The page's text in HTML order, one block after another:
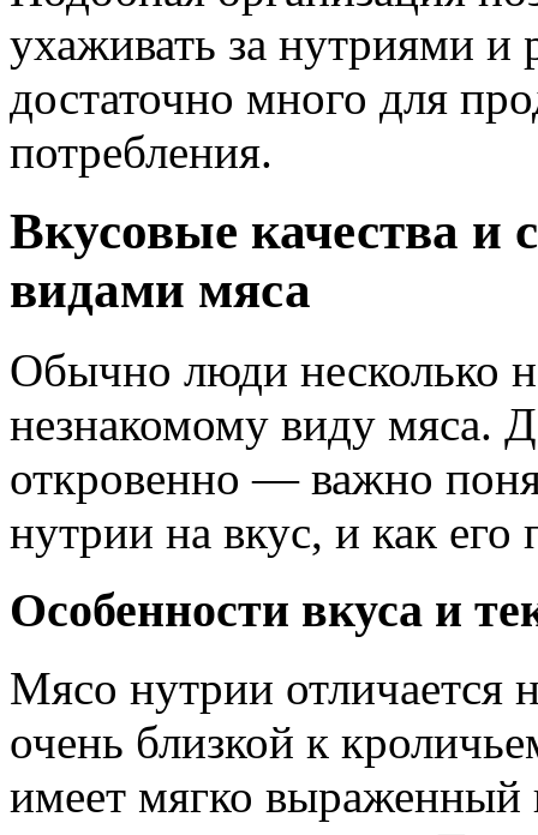
ухаживать за нутриями и
достаточно много для
потребления.
Вкусовые качества и
видами мяса
Обычно люди несколько
незнакомому виду мяса.
откровенно — важно
нутрии на вкус, и как его
Особенности вкуса и
Мясо нутрии отличается
очень близкой к
имеет мягко выраженный